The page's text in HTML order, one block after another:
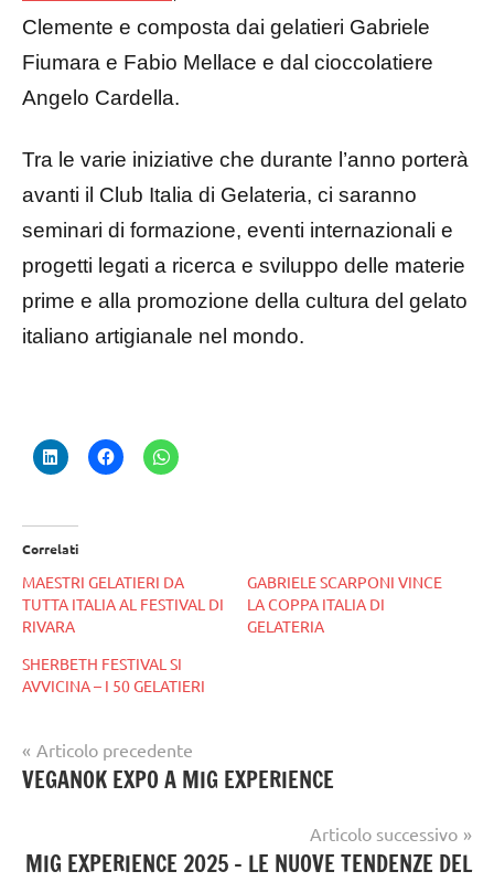
Clemente e composta dai gelatieri Gabriele
Fiumara e Fabio Mellace e dal cioccolatiere
Angelo Cardella.
Tra le varie iniziative che durante l’anno porterà
avanti il Club Italia di Gelateria, ci saranno
seminari di formazione, eventi internazionali e
progetti legati a ricerca e sviluppo delle materie
prime e alla promozione della cultura del gelato
italiano artigianale nel mondo.
Correlati
MAESTRI GELATIERI DA
TUTTA ITALIA AL FESTIVAL DI
RIVARA
GABRIELE SCARPONI VINCE
LA COPPA ITALIA DI
GELATERIA
SHERBETH FESTIVAL SI
AVVICINA – I 50 GELATIERI
gelataio
gelatieri
Navigazione
articoli
Articolo precedente
VEGANOK EXPO A MIG EXPERIENCE
Articolo successivo
MIG EXPERIENCE 2025 – LE NUOVE TENDENZE DEL